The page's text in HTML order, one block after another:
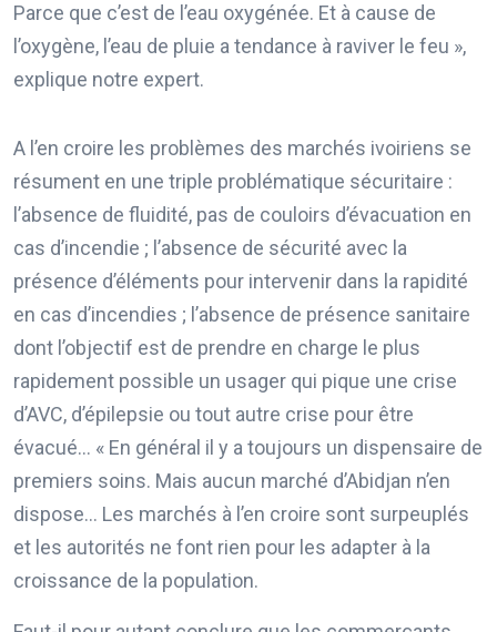
Parce que c’est de l’eau oxygénée. Et à cause de
l’oxygène, l’eau de pluie a tendance à raviver le feu »,
explique notre expert.
A l’en croire les problèmes des marchés ivoiriens se
résument en une triple problématique sécuritaire :
l’absence de fluidité, pas de couloirs d’évacuation en
cas d’incendie ; l’absence de sécurité avec la
présence d’éléments pour intervenir dans la rapidité
en cas d’incendies ; l’absence de présence sanitaire
dont l’objectif est de prendre en charge le plus
rapidement possible un usager qui pique une crise
d’AVC, d’épilepsie ou tout autre crise pour être
évacué… « En général il y a toujours un dispensaire de
premiers soins. Mais aucun marché d’Abidjan n’en
dispose… Les marchés à l’en croire sont surpeuplés
et les autorités ne font rien pour les adapter à la
croissance de la population.